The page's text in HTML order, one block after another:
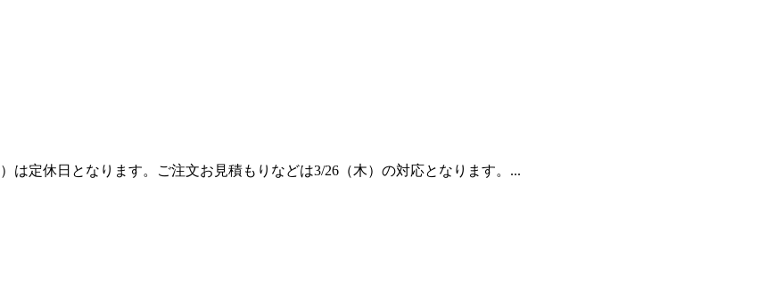
は定休日となります。ご注文お見積もりなどは3/26（木）の対応となります。...